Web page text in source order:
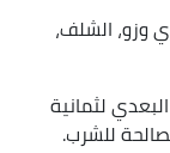
الشلف،
لثمانية
للشرب.